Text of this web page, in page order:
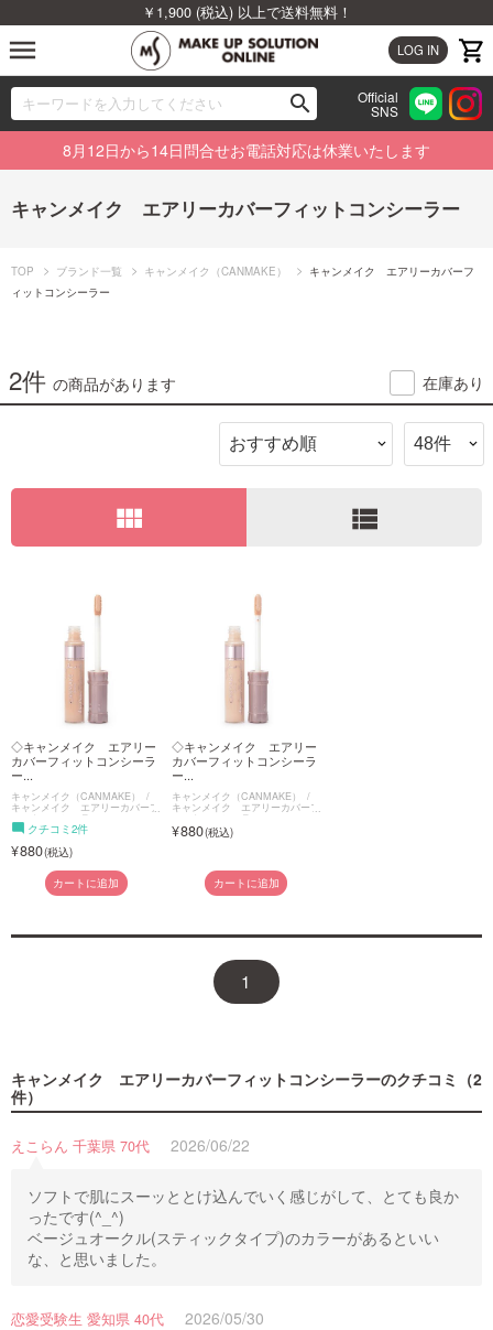
￥1,900 (税込) 以上で送料無料！
LOG IN
menu
search
00
Official
SNS
ブランドから探す
カテゴリから探す
ランキングから探す
ビューティジャーナルから探す
ご利用ガイド
お問い合わせ
ログイン・新規会員登録
8月12日から14日問合せお電話対応は休業いたします
キャンメイク エアリーカバーフィットコンシーラー
TOP ブランド一覧 キャンメイク（CANMAKE）
キャンメイク エアリーカバーフ
ィットコンシーラー
2件 の商品があります 在庫あり
view_module view_list
◇キャンメイク エアリー
カバーフィットコンシーラ
ー...
キャンメイク（CANMAKE）
キャンメイク エアリーカバーフ
ィットコンシーラー
クチコミ2件
880
カートに追加
◇キャンメイク エアリー
カバーフィットコンシーラ
ー...
キャンメイク（CANMAKE）
キャンメイク エアリーカバーフ
ィットコンシーラー
880
カートに追加
1
キャンメイク エアリーカバーフィットコンシーラーのクチコミ（2
件）
えこらん 千葉県 70代 2026/06/22
ソフトで肌にスーッととけ込んでいく感じがして、とても良か
ったです(^_^)
ベージュオークル(スティックタイプ)のカラーがあるといい
な、と思いました。
恋愛受験生 愛知県 40代 2026/05/30